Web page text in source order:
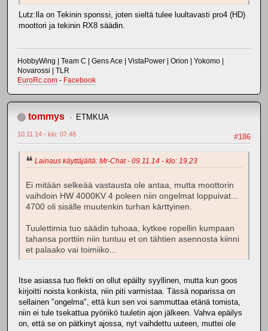
Lutz:lla on Tekinin sponssi, joten sieltä tulee luultavasti pro4 (HD)
moottori ja tekinin RX8 säädin.
HobbyWing | Team C | Gens Ace | VistaPower | Orion | Yokomo |
Novarossi | TLR
EuroRc.com - Facebook
tommys ETMKUA
#186
10.11.14 - klo: 07.48
Lainaus käyttäjältä: Mr-Chat - 09.11.14 - klo: 19.23
Ei mitään selkeää vastausta ole antaa, mutta moottorin
vaihdoin HW 4000KV 4 poleen niin ongelmat loppuivat...
4700 oli sisälle muutenkin turhan kärttyinen.
Tuulettimia tuo säädin tuhoaa, kytkee ropellin kumpaan
tahansa porttiin niin tuntuu et on tähtien asennosta kiinni
et palaako vai toimiiko...
Itse asiassa tuo flekti on ollut epäilty syyllinen, mutta kun goos
kirjoitti noista konkista, niin piti varmistaa. Tässä noparissa on
sellainen "ongelma", että kun sen voi sammuttaa etänä tornista,
niin ei tule tsekattua pyöriikö tuuletin ajon jälkeen. Vahva epäilys
on, että se on pätkinyt ajossa, nyt vaihdettu uuteen, muttei ole